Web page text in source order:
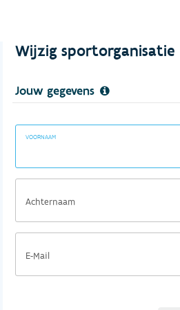
Wijzig sportorganisatie
Jouw gegevens
VOORNAAM
Achternaam
E-Mail